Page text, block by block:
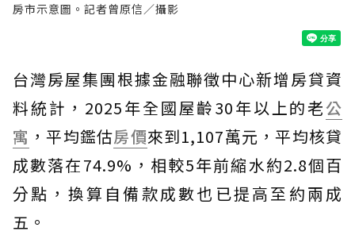
房市示意圖。記者曾原信／攝影
台灣房屋集團根據金融聯徵中心新增房貸資
料統計，2025年全國屋齡30年以上的老公
寓 ，平均鑑估房價來到1,107萬元，平均核貸
成數落在74.9%，相較5年前縮水約2.8個百
分點，換算自備款成數也已提高至約兩成
五。